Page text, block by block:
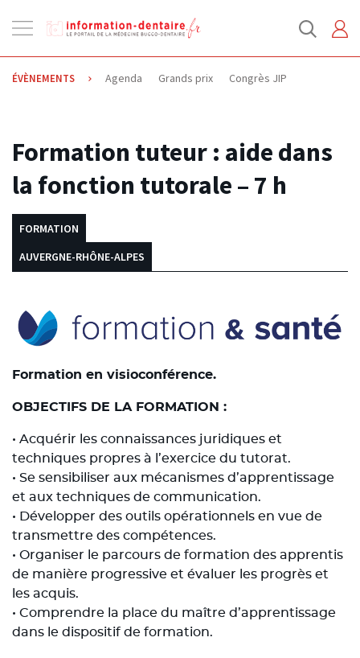
la
navigation
ÉVÈNEMENTS Agenda Grands prix Congrès JIP
15.06.2023
Formation tuteur : aide dans
la fonction tutorale – 7 h
FORMATION
AUVERGNE-RHÔNE-ALPES
Formation en visioconférence.
OBJECTIFS DE LA FORMATION :
• Acquérir les connaissances juridiques et
techniques propres à l’exercice du tutorat.
• Se sensibiliser aux mécanismes d’apprentissage
et aux techniques de communication.
• Développer des outils opérationnels en vue de
transmettre des compétences.
• Organiser le parcours de formation des apprentis
de manière progressive et évaluer les progrès et
les acquis.
• Comprendre la place du maître d’apprentissage
dans le dispositif de formation.